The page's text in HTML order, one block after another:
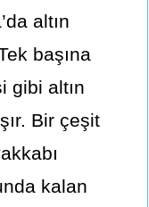
altın
başına
gibi altın
Bir çeşit
kalan